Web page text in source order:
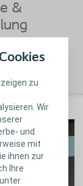
zu
Wir
und
mit
ihnen zur
Ihre
&